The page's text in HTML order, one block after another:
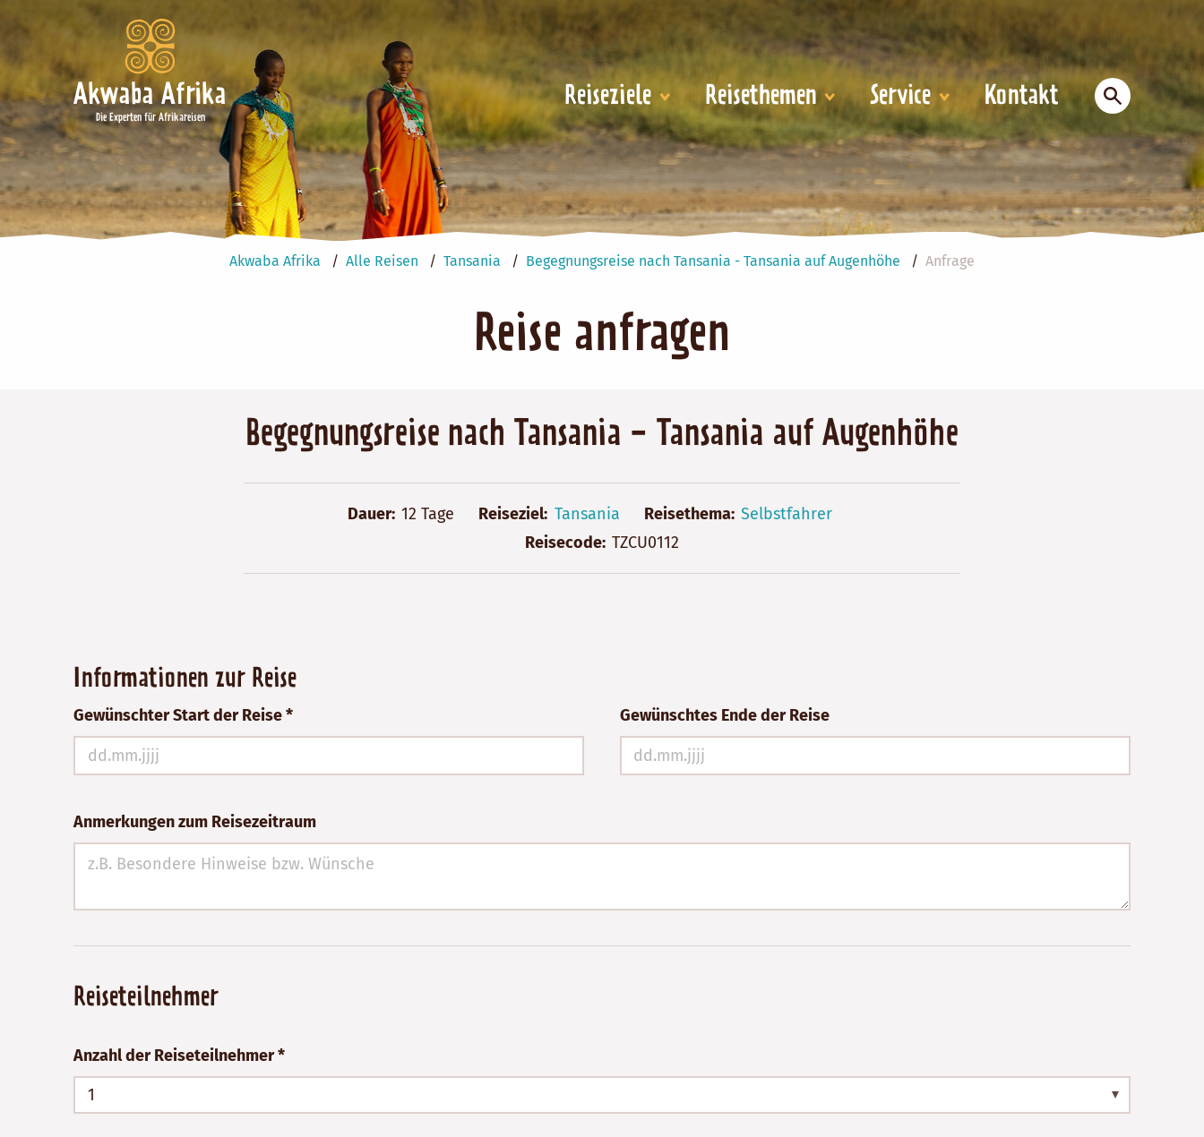
Akwaba Afrika
Die Experten für Afrikareisen
Reiseziele Reisethemen Service Kontakt
Akwaba Afrika Alle Reisen Tansania Begegnungsreise nach Tansania - Tansania auf Augenhöhe Anfrage
Reise anfragen
Begegnungsreise nach Tansania - Tansania auf Augenhöhe
Dauer 12 Tage Reiseziel Tansania Reisethema Selbstfahrer
Reisecode TZCU0112
Bitte
ausfüllen!
Informationen zur Reise
Gewünschter Start der Reise * Gewünschtes Ende der Reise
Anmerkungen zum Reisezeitraum
Reiseteilnehmer
Anzahl der Reiseteilnehmer *
1